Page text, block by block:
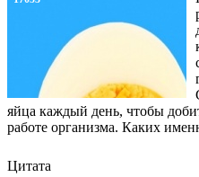
яйца каждый день, чтобы
работе организма. Каких
Цитата